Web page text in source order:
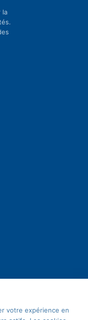
la
nouvel onglet)
votre expérience en